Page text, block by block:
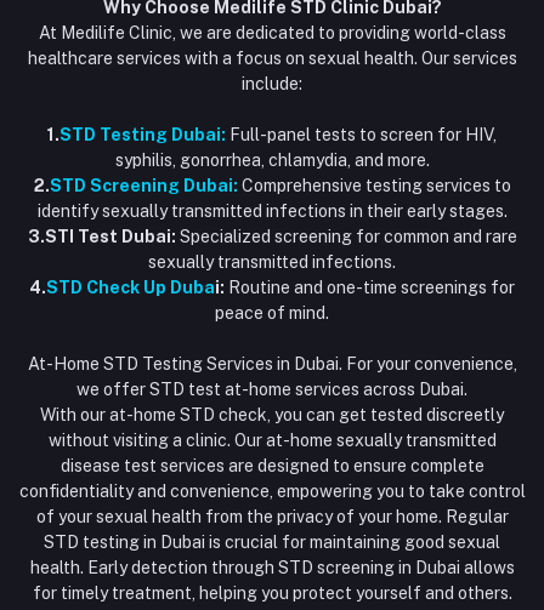
Why Choose Medilife STD Clinic Dubai?
At Medilife Clinic, we are dedicated to providing world-class
healthcare services with a focus on sexual health. Our services
include:
1.STD Testing Dubai: Full-panel tests to screen for HIV,
syphilis, gonorrhea, chlamydia, and more.
2.STD Screening Dubai: Comprehensive testing services to
identify sexually transmitted infections in their early stages.
3.STI Test Dubai: Specialized screening for common and rare
sexually transmitted infections.
4.STD Check Up Dubai: Routine and one-time screenings for
peace of mind.
At-Home STD Testing Services in Dubai. For your convenience,
we offer STD test at-home services across Dubai.
With our at-home STD check, you can get tested discreetly
without visiting a clinic. Our at-home sexually transmitted
disease test services are designed to ensure complete
confidentiality and convenience, empowering you to take control
of your sexual health from the privacy of your home. Regular
STD testing in Dubai is crucial for maintaining good sexual
health. Early detection through STD screening in Dubai allows
for timely treatment, helping you protect yourself and others.